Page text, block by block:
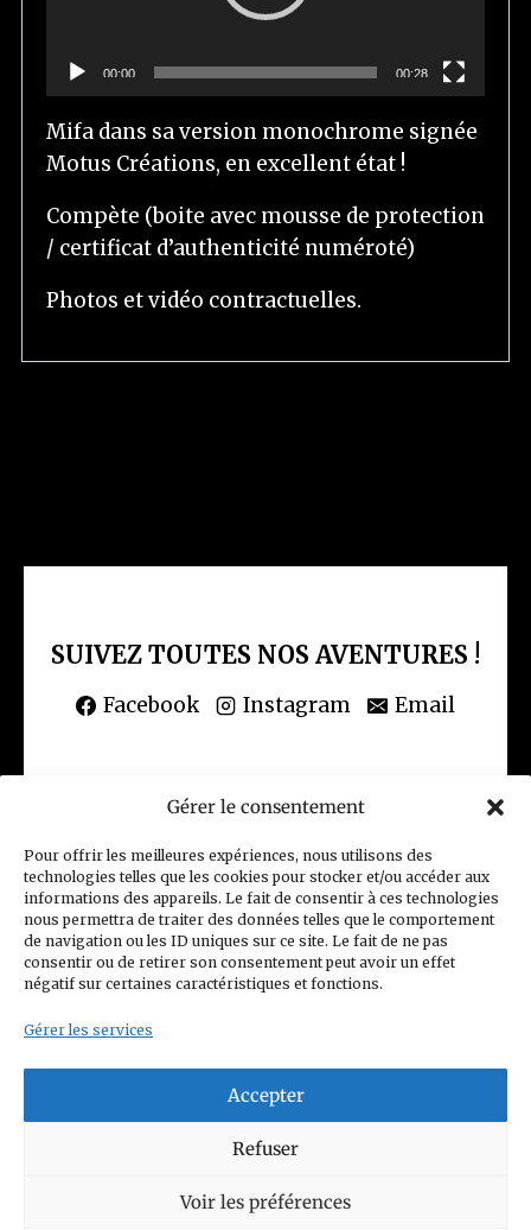
Gérer le consentement
Pour offrir les meilleures expériences, nous utilisons des
technologies telles que les cookies pour stocker et/ou accéder aux
informations des appareils. Le fait de consentir à ces technologies
nous permettra de traiter des données telles que le comportement
de navigation ou les ID uniques sur ce site. Le fait de ne pas
consentir ou de retirer son consentement peut avoir un effet
négatif sur certaines caractéristiques et fonctions.
Gérer les services
Accepter
Refuser
Voir les préférences
i
d
o
00:00 00:28
Mifa dans sa version monochrome signée
Motus Créations, en excellent état !
Compète (boite avec mousse de protection
/ certificat d’authenticité numéroté)
Photos et vidéo contractuelles.
SUIVEZ TOUTES NOS AVENTURES !
Facebook Instagram Email
(CGV) Conditions générales de vente
Politique de confidentialité
Charte Club Privé
Contact
Politique de cookies (UE)
© 2026 Figurines Family
Siret n°: 93352208800014
contact@figurinesfamily.com